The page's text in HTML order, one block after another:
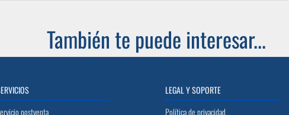
También te puede interesar...
postventa
LEGAL Y SOPORTE
Política de privacidad